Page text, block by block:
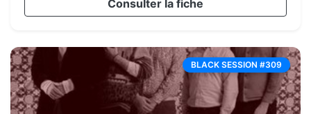
Consulter la fiche
BLACK SESSION #309